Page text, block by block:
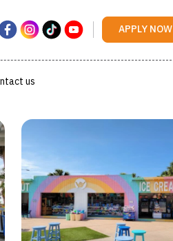
Contact us APPLY NOW
us